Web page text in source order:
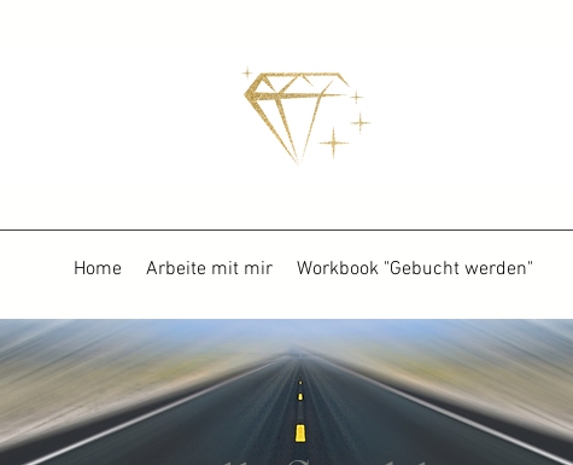
Home Arbeite mit mir Workbook "Gebucht werden"